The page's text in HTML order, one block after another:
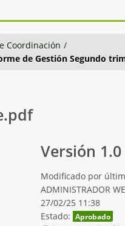
Coordinación /
de Gestión Segundo
Versión 1.0
Modificado por
ADMINISTRADOR
27/02/25 11:38
Estado: Aprobado